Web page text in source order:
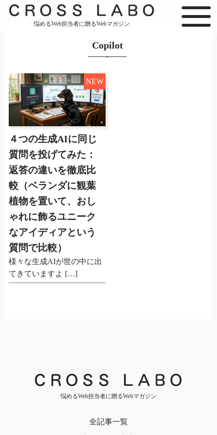
悩めるWeb担当者に贈るWebマガジン
Copilot
NEW
４つの生成AIに同じ
質問を投げてみた：
返答の違いを徹底比
較（ベランダに観葉
植物を置いて、おし
ゃれに飾るユニーク
なアイディアという
質問で比較）
様々な生成AIが世の中に出
てきていますよ […]
悩めるWeb担当者に贈るWebマガジン
全記事一覧